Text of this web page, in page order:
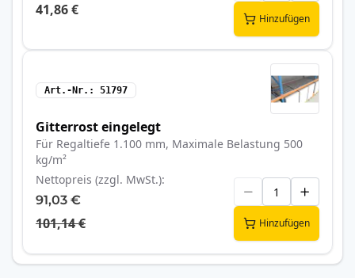
41,86 €
Hinzufügen
Art.-Nr. 51797
Gitterrost eingelegt
Für Regaltiefe 1.100 mm, Maximale Belastung 500
kg/m²
Nettopreis (zzgl. MwSt.)
91,03 €
101,14 € Hinzufügen